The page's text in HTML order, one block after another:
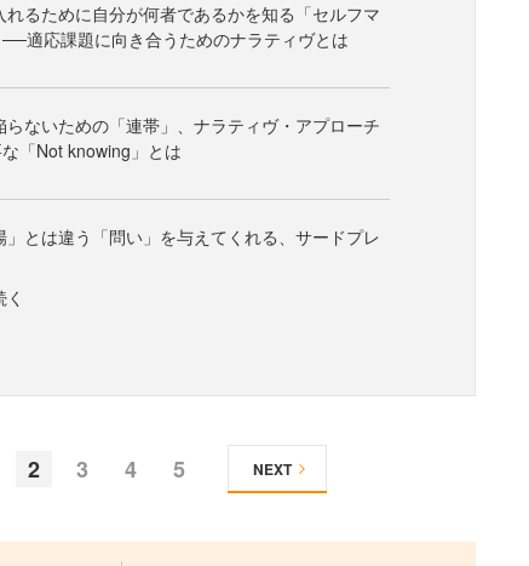
れるために自分が何者であるかを知る「セルフマ
適応課題に向き合うためのナラティヴとは
らないための「連帯」、ナラティヴ・アプローチ
「Not knowing」とは
」とは違う「問い」を与えてくれる、サードプレ
2 3 4 5 NEXT